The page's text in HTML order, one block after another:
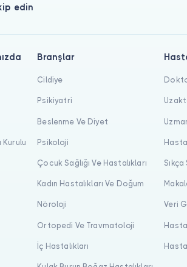
edin
Kurulu
Branşlar
Cildiye
Psikiyatri
Beslenme Ve Diyet
Psikoloji
Çocuk Sağlığı Ve Hastalıkları
Kadın Hastalıkları Ve Doğum
Nöroloji
Ortopedi Ve Travmatoloji
İç Hastalıkları
Veri